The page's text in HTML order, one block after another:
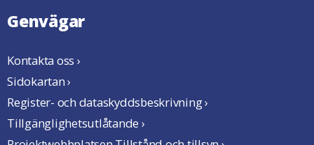
Genvägar
Kontakta oss ›
Sidokartan ›
Register- och dataskyddsbeskrivning ›
Tillgänglighetsutlåtande ›